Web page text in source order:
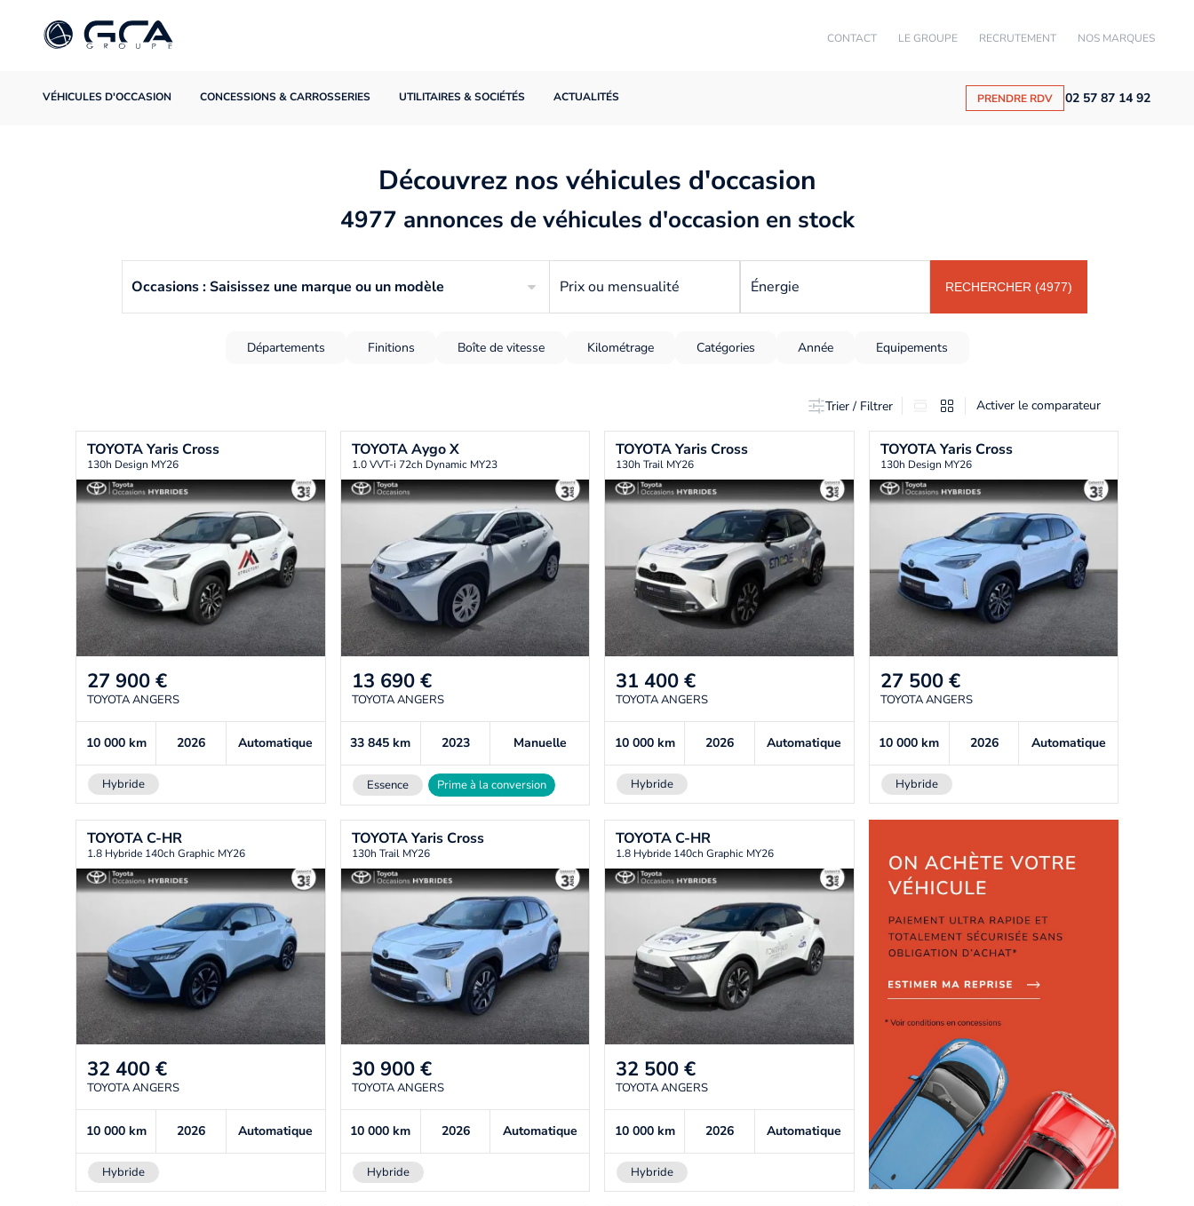
CONTACT LE GROUPE RECRUTEMENT NOS MARQUES
VÉHICULES D'OCCASION CONCESSIONS & CARROSSERIES UTILITAIRES & SOCIÉTÉS ACTUALITÉS PRENDRE RDV 02 57 87 14 92
Découvrez nos véhicules d'occasion
4977 annonces de véhicules d'occasion en stock
Occasions : Saisissez une marque ou un modèle Prix ou mensualité Énergie RECHERCHER (4977)
Départements Finitions Boîte de vitesse Kilométrage Catégories Année Equipements
Trier / Filtrer Activer le comparateur
TOYOTAYaris Cross
130h Design MY26
27 900 €
TOYOTA ANGERS
10 000 km 2026 Automatique
Hybride
TOYOTAAygo X
1.0 VVT-i 72ch Dynamic MY23
13 690 €
TOYOTA ANGERS
33 845km 2023 Manuelle
Essence Prime à la conversion
TOYOTAYaris Cross
130h Trail MY26
31 400 €
TOYOTA ANGERS
10 000 km 2026 Automatique
Hybride
TOYOTAYaris Cross
130h Design MY26
27 500 €
TOYOTA ANGERS
10 000km 2026 Automatique
Hybride
TOYOTAC-HR
1.8 Hybride 140ch Graphic MY26
32 400 €
TOYOTA ANGERS
10 000 km 2026 Automatique
Hybride
TOYOTAYaris Cross
130h Trail MY26
30 900 €
TOYOTA ANGERS
10 000km 2026 Automatique
Hybride
TOYOTAC-HR
1.8 Hybride 140ch Graphic MY26
32 500 €
TOYOTA ANGERS
10 000 km 2026 Automatique
Hybride